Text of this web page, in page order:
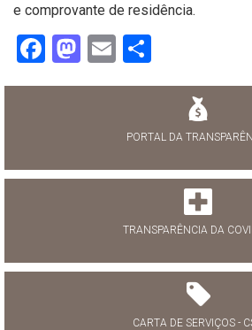
e comprovante de residência.
Facebook
Mastodon
Email
PORTAL DA
TRANSPARÊNCIA DA
CARTA DE SERVIÇOS -